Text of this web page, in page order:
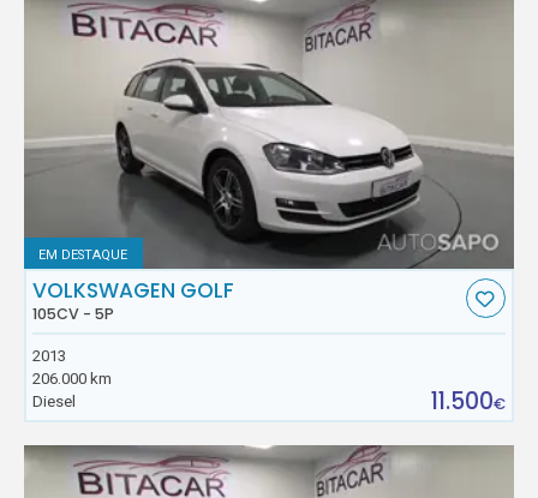
EM DESTAQUE
VOLKSWAGEN GOLF
105CV - 5P
2013
206.000 km
Diesel
11.500€